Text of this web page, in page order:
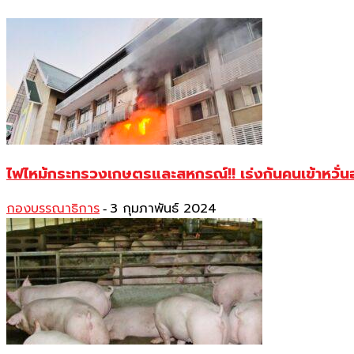
ไฟไหม้กระทรวงเกษตรและสหกรณ์!! เร่งกันคนเข้าหวั่น
กองบรรณาธิการ - 3 กุมภาพันธ์ 2024